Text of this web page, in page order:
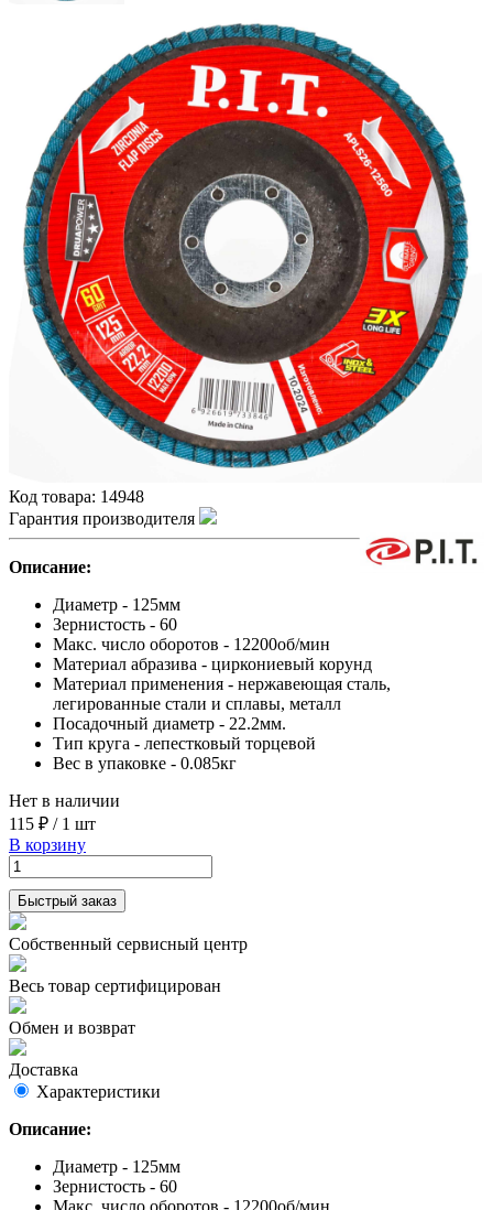
Код товара: 14948
Гарантия производителя
Описание:
Диаметр - 125мм
Зернистость - 60
Макс. число оборотов - 12200об/мин
Материал абразива - циркониевый корунд
Материал применения - нержавеющая сталь,
легированные стали и сплавы, металл
Посадочный диаметр - 22.2мм.
Тип круга - лепестковый торцевой
Вес в упаковке - 0.085кг
Нет в наличии
115 ₽ / 1 шт
В корзину
Быстрый заказ
Собственный сервисный центр
Весь товар сертифицирован
Обмен и возврат
Доставка
Характеристики
Описание:
Диаметр - 125мм
Зернистость - 60